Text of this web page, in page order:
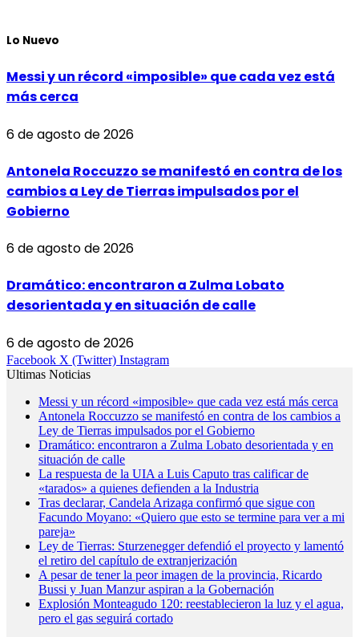
Lo Nuevo
Messi y un récord «imposible» que cada vez está
más cerca
6 de agosto de 2026
Antonela Roccuzzo se manifestó en contra de los
cambios a Ley de Tierras impulsados por el
Gobierno
6 de agosto de 2026
Dramático: encontraron a Zulma Lobato
desorientada y en situación de calle
6 de agosto de 2026
Facebook X (Twitter) Instagram
Ultimas Noticias
Messi y un récord «imposible» que cada vez está más cerca
Antonela Roccuzzo se manifestó en contra de los cambios a
Ley de Tierras impulsados por el Gobierno
Dramático: encontraron a Zulma Lobato desorientada y en
situación de calle
La respuesta de la UIA a Luis Caputo tras calificar de
«tarados» a quienes defienden a la Industria
Tras declarar, Candela Arizaga confirmó que sigue con
Facundo Moyano: «Quiero que esto se termine para ver a mi
pareja»
Ley de Tierras: Sturzenegger defendió el proyecto y lamentó
el retiro del capítulo de extranjerización
A pesar de tener la peor imagen de la provincia, Ricardo
Bussi y Juan Manzur aspiran a la Gobernación
Explosión Monteagudo 120: reestablecieron la luz y el agua,
pero el gas seguirá cortado